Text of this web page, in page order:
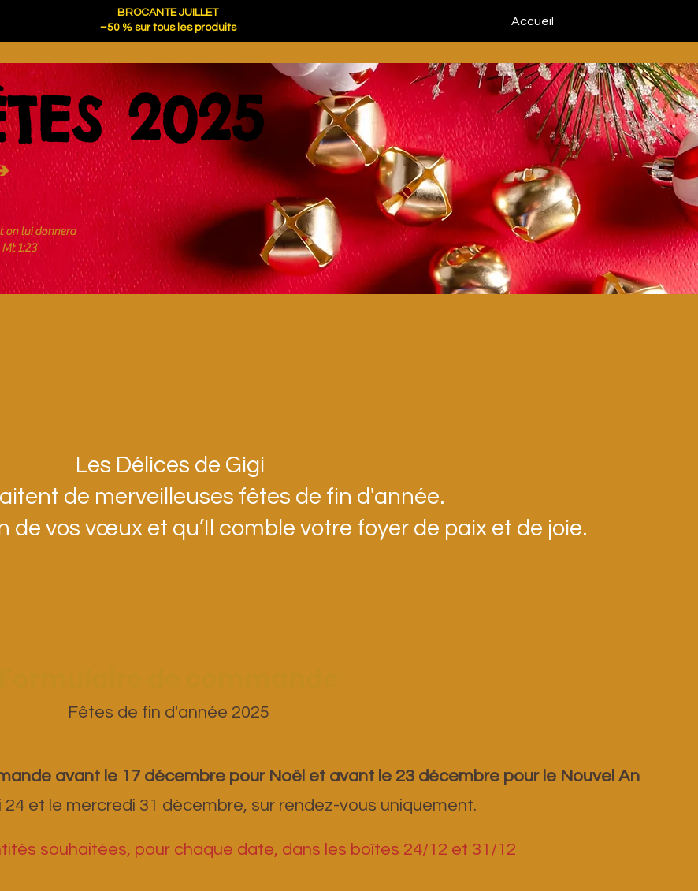
BROCANTE JUILLET
–50 % sur tous les produits
Accueil
2025
on lui donnera
1:23
Les Délices de Gigi
de merveilleuses fêtes de fin d'année.
de vos vœux et qu’Il comble votre foyer de paix et de joie.
Fêtes de fin d'année 2025
avant le 17 décembre pour Noël et avant le 23 décembre pour le Nouvel An
et le mercredi 31 décembre, sur rendez-vous uniquement.
souhaitées, pour chaque date, dans les boîtes 24/12 et 31/12